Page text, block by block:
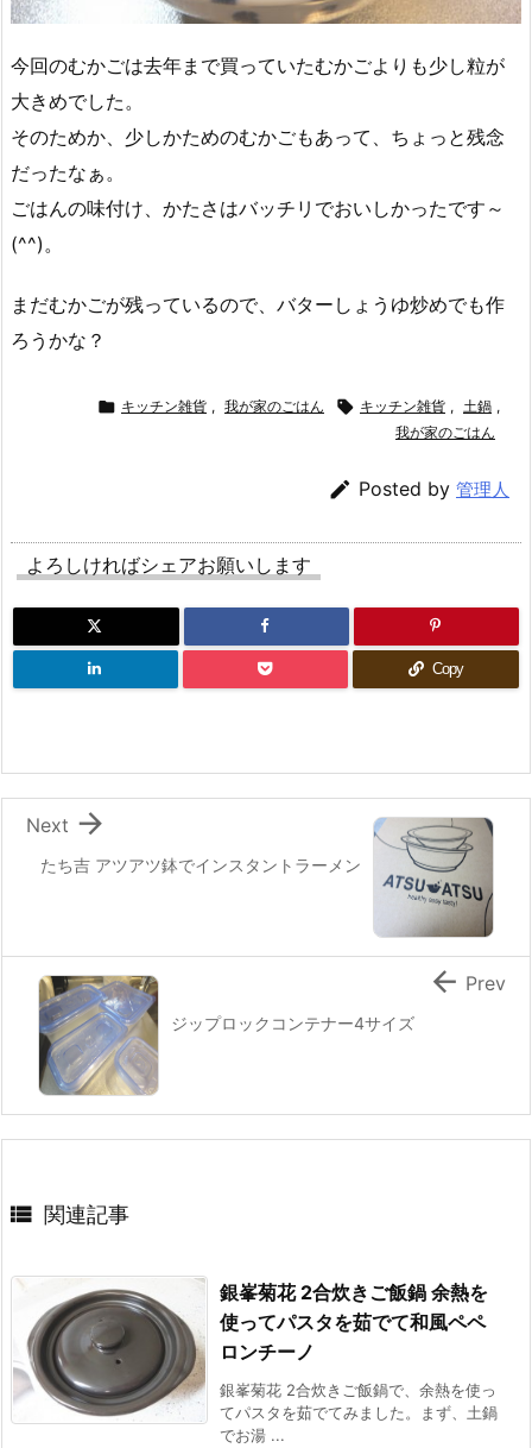
今回のむかごは去年まで買っていたむかごよりも少し粒が
大きめでした。
そのためか、少しかためのむかごもあって、ちょっと残念
だったなぁ。
ごはんの味付け、かたさはバッチリでおいしかったです～
(^^)。
まだむかごが残っているので、バターしょうゆ炒めでも作
ろうかな？
 キッチン雑貨 , 我が家のごはん  キッチン雑貨 , 土鍋 ,
我が家のごはん
 Posted by 管理人
よろしければシェアお願いします
Copy
たち吉 アツアツ鉢でインスタントラーメン

Next
ジップロックコンテナー4サイズ
 Prev
 関連記事
銀峯菊花 2合炊きご飯鍋 余熱を
使ってパスタを茹でて和風ペペ
ロンチーノ
銀峯菊花 2合炊きご飯鍋で、余熱を使っ
てパスタを茹でてみました。まず、土鍋
でお湯 ...